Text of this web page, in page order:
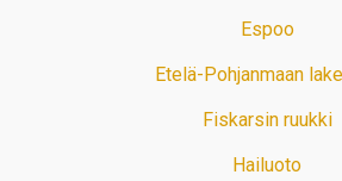
Espoo
Etelä-Pohjanmaan
Fiskarsin ruukki
Hailuoto